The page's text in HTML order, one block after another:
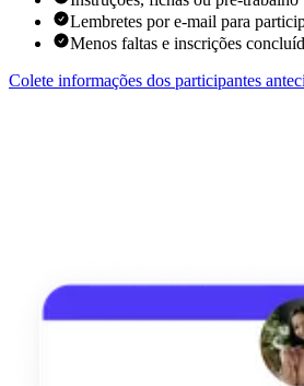
Lembretes por e-mail para
Menos faltas e inscrições
Colete informações dos participantes